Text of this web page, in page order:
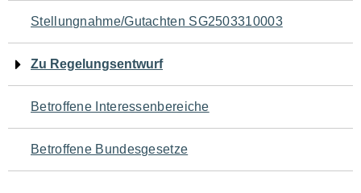
Navigation
für
den
Seiteninhalt
Stellungnahme/Gutachten SG2503310003
Zu Regelungsentwurf
Betroffene Interessenbereiche
Betroffene Bundesgesetze